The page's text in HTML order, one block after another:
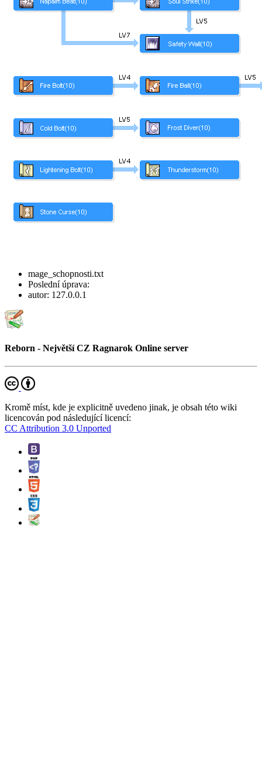
mage_schopnosti.txt
Poslední úprava:
autor: 127.0.0.1
Reborn - Největší CZ Ragnarok Online server
Kromě míst, kde je explicitně uvedeno jinak, je obsah této wiki
licencován pod následující licencí:
CC Attribution 3.0 Unported